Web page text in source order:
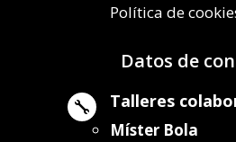
Política de
Datos de
 Talleres
Míster Bola